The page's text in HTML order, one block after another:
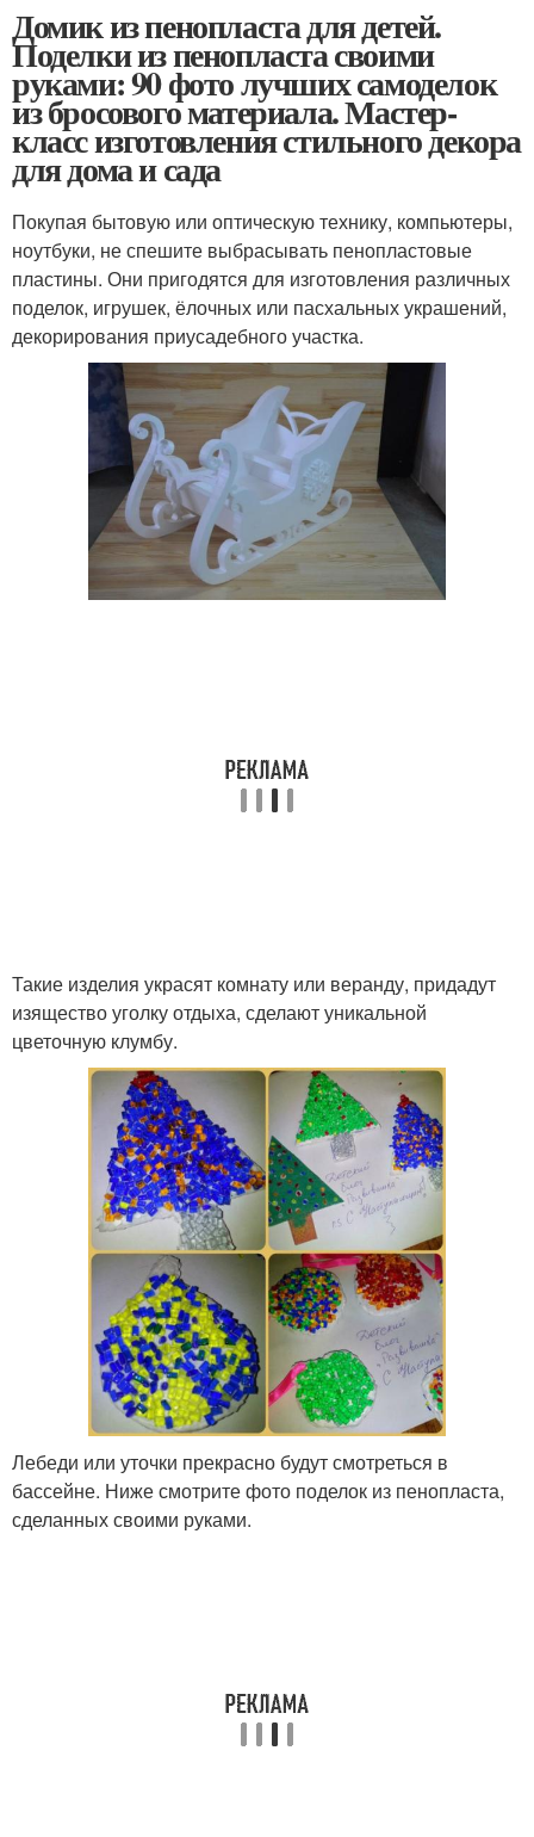
Домик из пенопласта для детей.
Поделки из пенопласта своими
руками: 90 фото лучших самоделок
из бросового материала. Мастер-
класс изготовления стильного декора
для дома и сада
Покупая бытовую или оптическую технику, компьютеры,
ноутбуки, не спешите выбрасывать пенопластовые
пластины. Они пригодятся для изготовления различных
поделок, игрушек, ёлочных или пасхальных украшений,
декорирования приусадебного участка.
Такие изделия украсят комнату или веранду, придадут
изящество уголку отдыха, сделают уникальной
цветочную клумбу.
Лебеди или уточки прекрасно будут смотреться в
бассейне. Ниже смотрите фото поделок из пенопласта,
сделанных своими руками.